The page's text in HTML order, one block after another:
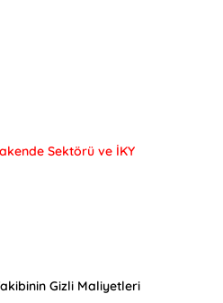
Sektörü ve İKY
Gizli Maliyetleri